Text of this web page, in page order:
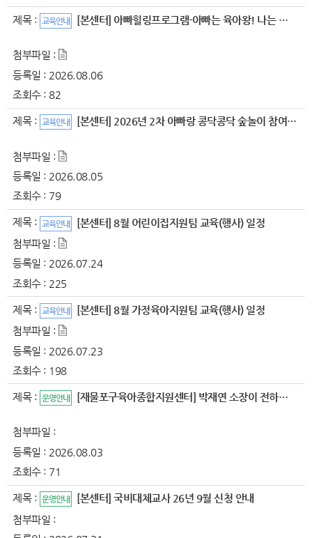
제목 : 교육안내 [본센터] 아빠힐링프로그램-아빠는 육아왕! 나는 슈퍼맨! 참여자 모집 안내
첨부파일 :
등록일 : 2026.08.06
조회수 : 82
제목 : 교육안내 [본센터] 2026년 2차 아빠랑 콩닥콩닥 숲놀이 참여자 모집 안내
첨부파일 :
등록일 : 2026.08.05
조회수 : 79
제목 : 교육안내
[본센터] 8월 어린이집지원팀 교육(행사) 일정
첨부파일 :
등록일 : 2026.07.24
조회수 : 225
제목 : 교육안내
[본센터] 8월 가정육아지원팀 교육(행사) 일정
첨부파일 :
등록일 : 2026.07.23
조회수 : 198
제목 : 운영안내 [재물포구육아종합지원센터] 박재연 소장이 전하는 연결..
첨부파일 :
등록일 : 2026.08.03
조회수 : 71
제목 : 운영안내
[본센터] 국비대체교사 26년 9월 신청 안내
첨부파일 :